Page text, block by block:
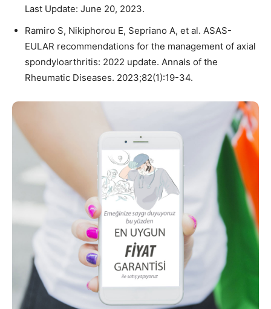
Last Update: June 20, 2023.
Ramiro S, Nikiphorou E, Sepriano A, et al. ASAS-
EULAR recommendations for the management of axial
spondyloarthritis: 2022 update. Annals of the
Rheumatic Diseases. 2023;82(1):19-34.